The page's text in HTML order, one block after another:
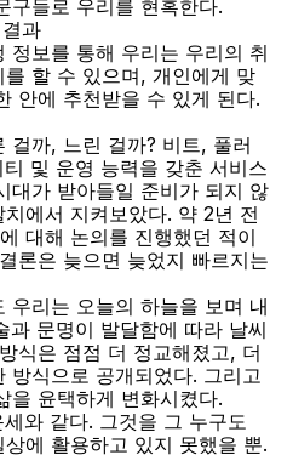
구들로 우리를 현혹한다.
과
정보를 통해 우리는 우리의 취
할 수 있으며, 개인에게 맞
안에 추천받을 수 있게 된다.
걸까, 느린 걸까? 비트, 풀러
및 운영 능력을 갖춘 서비스
대가 받아들일 준비가 되지 않
에서 지켜보았다. 약 2년 전
대해 논의를 진행했던 적이
론은 늦으면 늦었지 빠르지는
우리는 오늘의 하늘을 보며 내
과 문명이 발달함에 따라 날씨
식은 점점 더 정교해졌고, 더
방식으로 공개되었다. 그리고
을 윤택하게 변화시켰다.
와 같다. 그것을 그 누구도
에 활용하고 있지 못했을 뿐.